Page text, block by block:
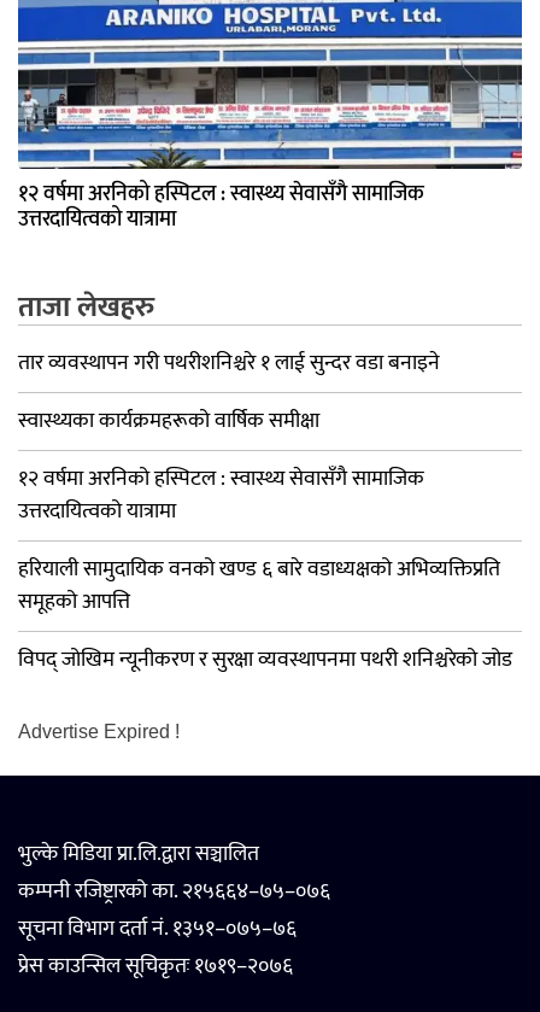
१२ वर्षमा अरनिको हस्पिटल : स्वास्थ्य सेवासँगै सामाजिक
उत्तरदायित्वको यात्रामा
ताजा लेखहरु
तार व्यवस्थापन गरी पथरीशनिश्चरे १ लाई सुन्दर वडा बनाइने
स्वास्थ्यका कार्यक्रमहरूको वार्षिक समीक्षा
१२ वर्षमा अरनिको हस्पिटल : स्वास्थ्य सेवासँगै सामाजिक
उत्तरदायित्वको यात्रामा
हरियाली सामुदायिक वनको खण्ड ६ बारे वडाध्यक्षको अभिव्यक्तिप्रति
समूहको आपत्ति
विपद् जोखिम न्यूनीकरण र सुरक्षा व्यवस्थापनमा पथरी शनिश्चरेको जोड
Advertise Expired !
भुल्के मिडिया प्रा.लि.द्वारा सञ्चालित
कम्पनी रजिष्ट्रारको का. २१५६६४–७५–०७६
सूचना विभाग दर्ता नं. १३५१–०७५–७६
प्रेस काउन्सिल सूचिकृतः १७१९–२०७६